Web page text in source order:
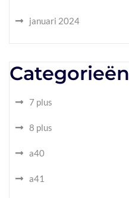
januari 2024
Categorieën
7 plus
8 plus
a40
a41